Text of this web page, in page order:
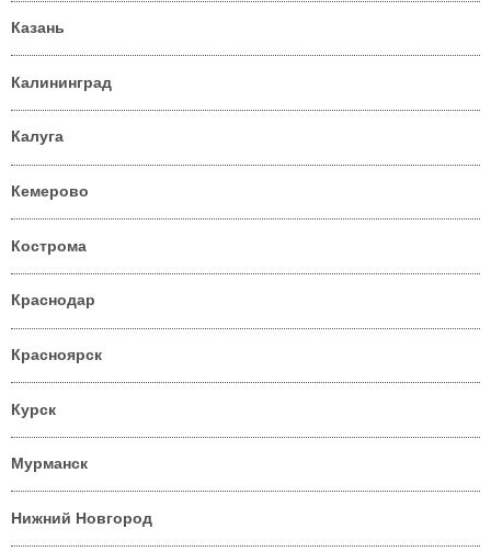
Казань
Калининград
Калуга
Кемерово
Кострома
Краснодар
Красноярск
Курск
Мурманск
Нижний Новгород